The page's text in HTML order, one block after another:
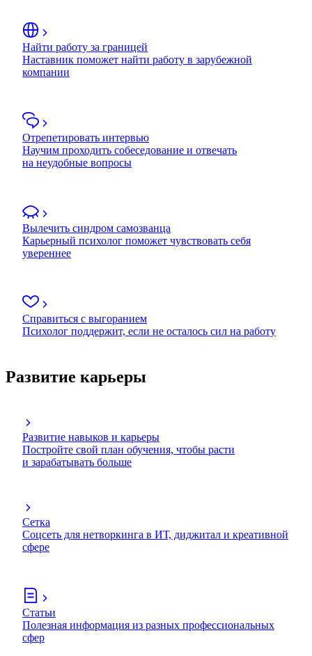
Найти работу за границей
Наставник поможет найти работу в зарубежной
компании
Отрепетировать интервью
Научим проходить собеседование и отвечать
на неудобные вопросы
Вылечить синдром самозванца
Карьерный психолог поможет чувствовать себя
увереннее
Справиться с выгоранием
Психолог поддержит, если не осталось сил на работу
Развитие карьеры
Развитие навыков и карьеры
Постройте свой план обучения, чтобы расти
и зарабатывать больше
Сетка
Соцсеть для нетворкинга в ИТ, диджитал и креативной
сфере
Статьи
Полезная информация из разных профессиональных
сфер